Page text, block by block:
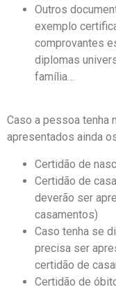
Outros
exemplo
comprovantes
diplomas
família…
Caso a pessoa tenha
apresentados ainda
Certidão de
Certidão de
deverão ser
casamentos)
Caso tenha se
precisa ser
certidão de
Certidão de